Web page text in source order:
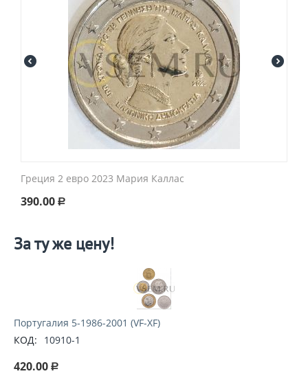
Греция 2 евро 2023 Мария Каллас
390.00 Р
За ту же цену!
Португалия 5-1986-2001 (VF-XF)
КОД:
10910-1
420.00 Р